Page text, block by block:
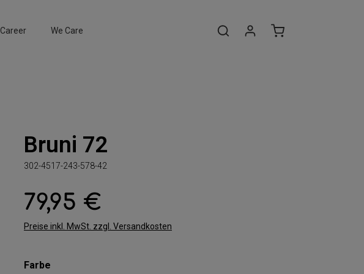
Career We Care
Bruni 72
302-4517-243-578-42
Regulärer Preis:
79,95 €
Preise inkl. MwSt. zzgl. Versandkosten
Farbe